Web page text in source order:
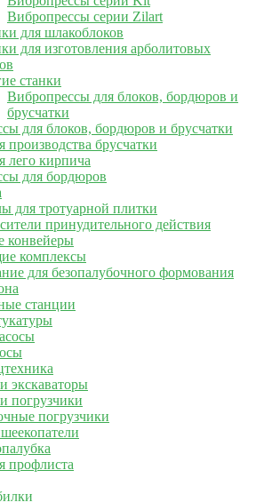
Вибропрессы серии Zilart
для шлакоблоков
для изготовления арболитовых
станки
Вибропрессы для блоков, бордюров и
брусчатки
для блоков, бордюров и брусчатки
производства брусчатки
лего кирпича
для бордюров
для тротуарной плитки
принудительного действия
конвейеры
комплексы
для безопалубочного формования
станции
экскаваторы
погрузчики
погрузчики
профлиста